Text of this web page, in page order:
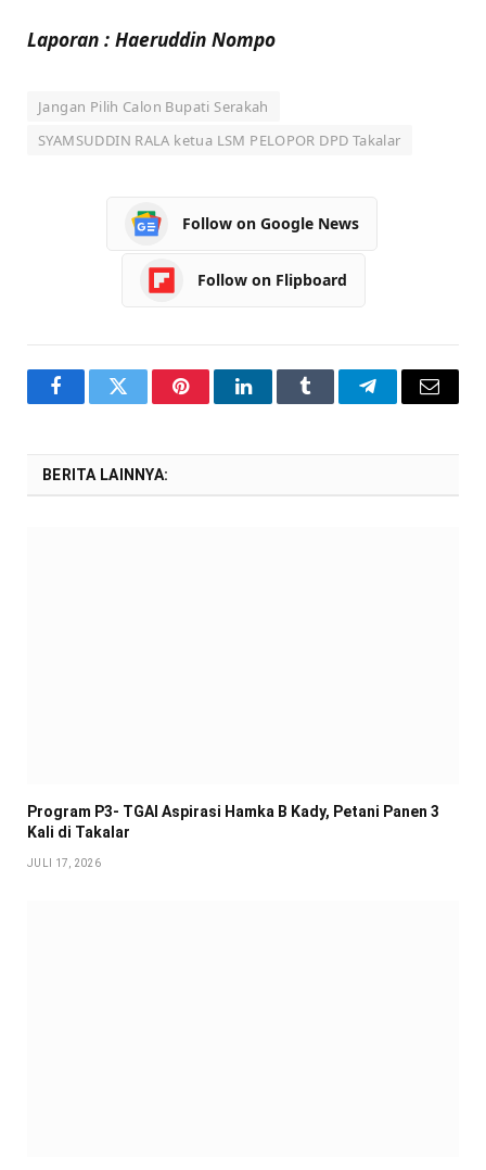
Laporan : Haeruddin Nompo
Jangan Pilih Calon Bupati Serakah
SYAMSUDDIN RALA ketua LSM PELOPOR DPD Takalar
Follow on Google News
Follow on Flipboard
FacebookTwitter PinterestLinkedInTumblr TelegramEmail
BERITA LAINNYA:
Program P3- TGAI Aspirasi Hamka B Kady, Petani Panen 3
Kali di Takalar
JULI 17, 2026